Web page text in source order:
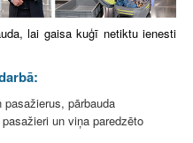
lai gaisa kuģī netiktu ienesti
pārbauda
un viņa paredzēto